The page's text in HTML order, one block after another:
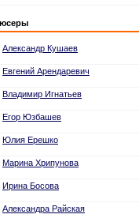
Александр Кушаев
Евгений Арендаревич
Владимир Игнатьев
Егор Юзбашев
Юлия Ерешко
Марина Хрипунова
Ирина Босова
Александра Райская